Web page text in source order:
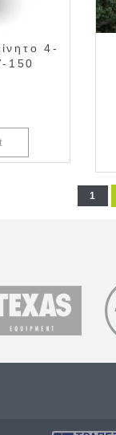
4-
150
1